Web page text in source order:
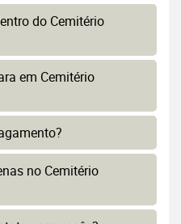
do Cemitério
em Cemitério
no Cemitério